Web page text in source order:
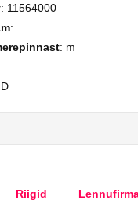
: 11564000
:
: m
Riigid